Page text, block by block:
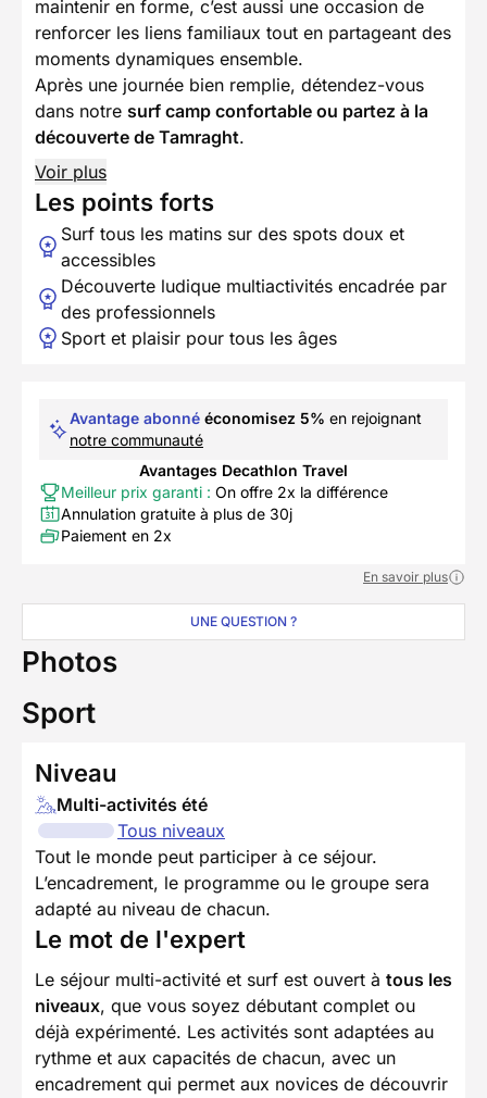
maintenir en forme, c’est aussi une occasion de
renforcer les liens familiaux tout en partageant des
moments dynamiques ensemble.
Après une journée bien remplie, détendez-vous
dans notre surf camp confortable ou partez à la
découverte de Tamraght.
Voir plus
Les points forts
Surf tous les matins sur des spots doux et
accessibles
Découverte ludique multiactivités encadrée par
des professionnels
Sport et plaisir pour tous les âges
Avantage abonné économisez 5% en rejoignant
notre communauté
Avantages Decathlon Travel
Meilleur prix garanti : On offre 2x la différence
Annulation gratuite à plus de 30j
Paiement en 2x
En savoir plus
UNE QUESTION ?
Photos
Sport
Niveau
Multi-activités été
Tous niveaux
Tout le monde peut participer à ce séjour.
L’encadrement, le programme ou le groupe sera
adapté au niveau de chacun.
Le mot de l'expert
Le séjour multi-activité et surf est ouvert à tous les
niveaux, que vous soyez débutant complet ou
déjà expérimenté. Les activités sont adaptées au
rythme et aux capacités de chacun, avec un
encadrement qui permet aux novices de découvrir